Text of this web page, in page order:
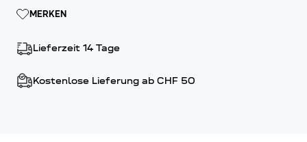
MERKEN
Lieferzeit 14 Tage
Kostenlose Lieferung ab CHF 50